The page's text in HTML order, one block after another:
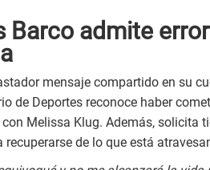
Barco admite
mensaje compartido en su
de Deportes reconoce haber
Melissa Klug. Además, solicita
recuperarse de lo que está